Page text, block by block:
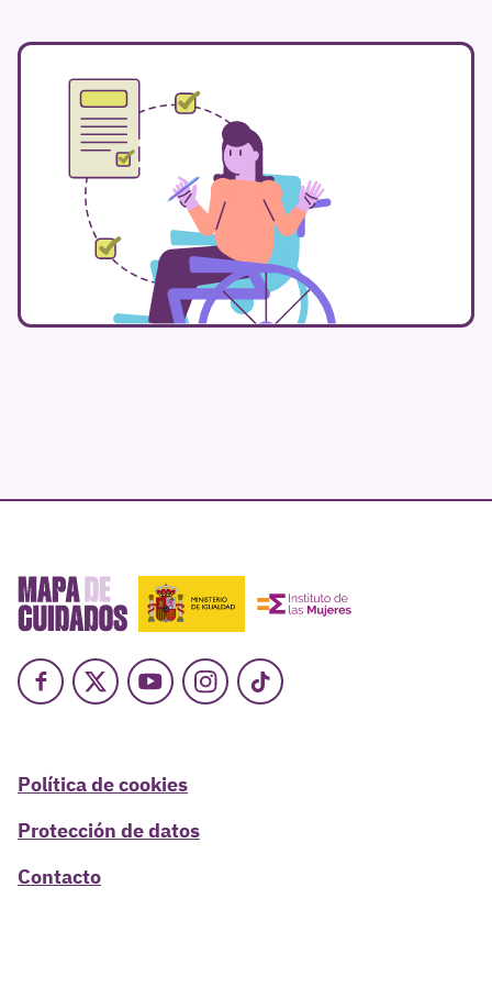
Facebook
X YoutubeInstagram
TikTok
Política de cookies
Protección de datos
Contacto